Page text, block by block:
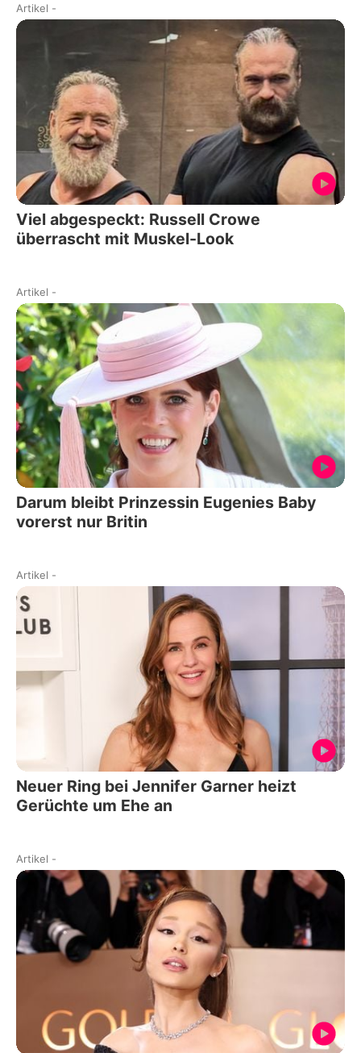
Artikel -
Viel abgespeckt: Russell Crowe
überrascht mit Muskel-Look
Artikel -
Darum bleibt Prinzessin Eugenies Baby
vorerst nur Britin
Artikel -
Neuer Ring bei Jennifer Garner heizt
Gerüchte um Ehe an
Artikel -